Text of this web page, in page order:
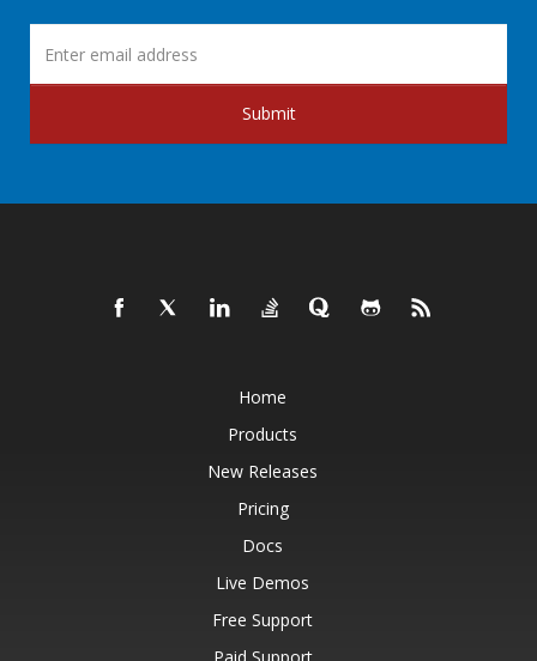
Submit
Home
Products
New Releases
Pricing
Docs
Live Demos
Free Support